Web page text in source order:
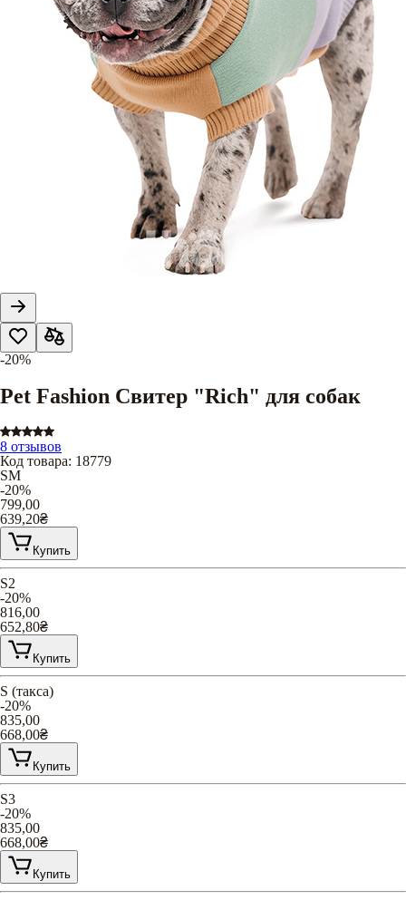
-20%
Pet Fashion Свитер "Rich" для собак
8 отзывов
Код товара: 18779
SM
-20%
799,00
639,20₴
Купить
S2
-20%
816,00
652,80₴
Купить
S (такса)
-20%
835,00
668,00₴
Купить
S3
-20%
835,00
668,00₴
Купить